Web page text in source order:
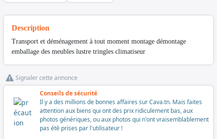
Description
Transport et déménagement à tout moment montage démontage
emballage des meubles lustre tringles climatiseur
Signaler cette annonce
Conseils de sécurité
Il y a des millions de bonnes affaires sur Cava.tn. Mais faites
attention aux biens qui ont des prix ridiculement bas, aux
photos génériques, ou aux photos qui n'ont vraisemblablement
pas été prises par l'utilisateur !